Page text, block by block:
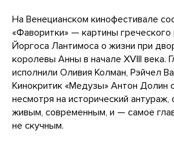
На Венецианском кинофестивале
«Фаворитки» — картины
Йоргоса Лантимоса о жизни при
королевы Анны в начале XVIII века.
исполнили Оливия Колман, Рэйчел
Кинокритик «Медузы» Антон Долин
несмотря на исторический антураж,
живым, современным, и — самое
не скучным.